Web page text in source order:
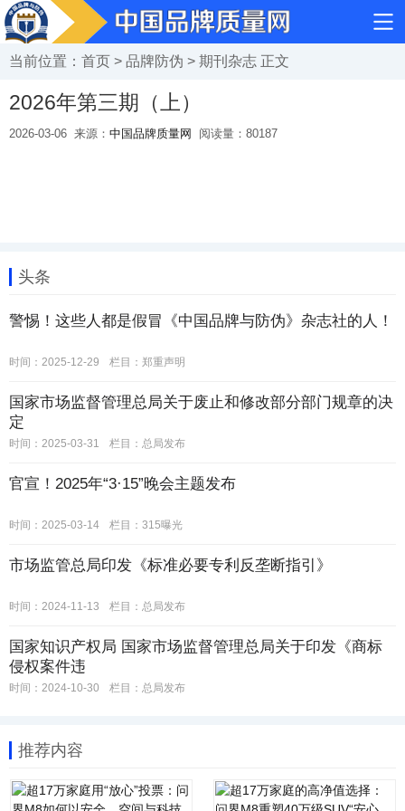
当前位置： 首页 > 品牌防伪 > 期刊杂志 正文
2026年第三期（上）
2026-03-06 来源： 中国品牌质量网 阅读量： 80187
头条
警惕！这些人都是假冒《中国品牌与防伪》杂志社的人！
时间：2025-12-29 栏目： 郑重声明
国家市场监督管理总局关于废止和修改部分部门规章的决
定
时间：2025-03-31 栏目： 总局发布
官宣！2025年“3·15”晚会主题发布
时间：2025-03-14 栏目： 315曝光
市场监管总局印发《标准必要专利反垄断指引》
时间：2024-11-13 栏目： 总局发布
国家知识产权局 国家市场监督管理总局关于印发《商标
侵权案件违
时间：2024-10-30 栏目： 总局发布
推荐内容